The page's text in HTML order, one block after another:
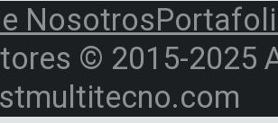
Nosotros
© 2015-2025